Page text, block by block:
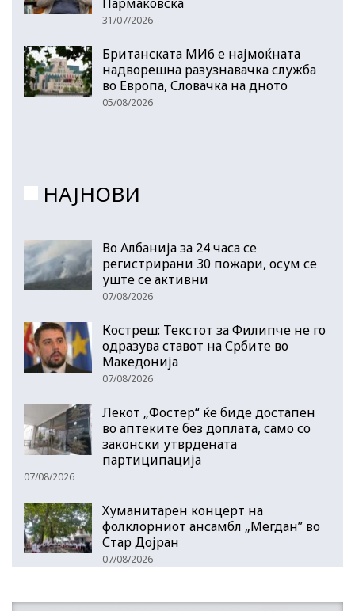
31/07/2026
Британската МИ6 е најмоќната
надворешна разузнавачка служба
во Европа, Словачка на дното
05/08/2026
НАЈНОВИ
Во Албанија за 24 часа се
регистрирани 30 пожари, осум се
уште се активни
07/08/2026
Костреш: Текстот за Филипче не го
одразува ставот на Србите во
Македонија
07/08/2026
Лекот „Фостер“ ќе биде достапен
во аптеките без доплата, само со
законски утврдената
партиципација
07/08/2026
Хуманитарен концерт на
фолклорниот ансамбл „Мегдан” во
Стар Дојран
07/08/2026